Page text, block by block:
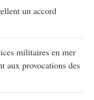
un accord
militaires en mer
aux provocations des